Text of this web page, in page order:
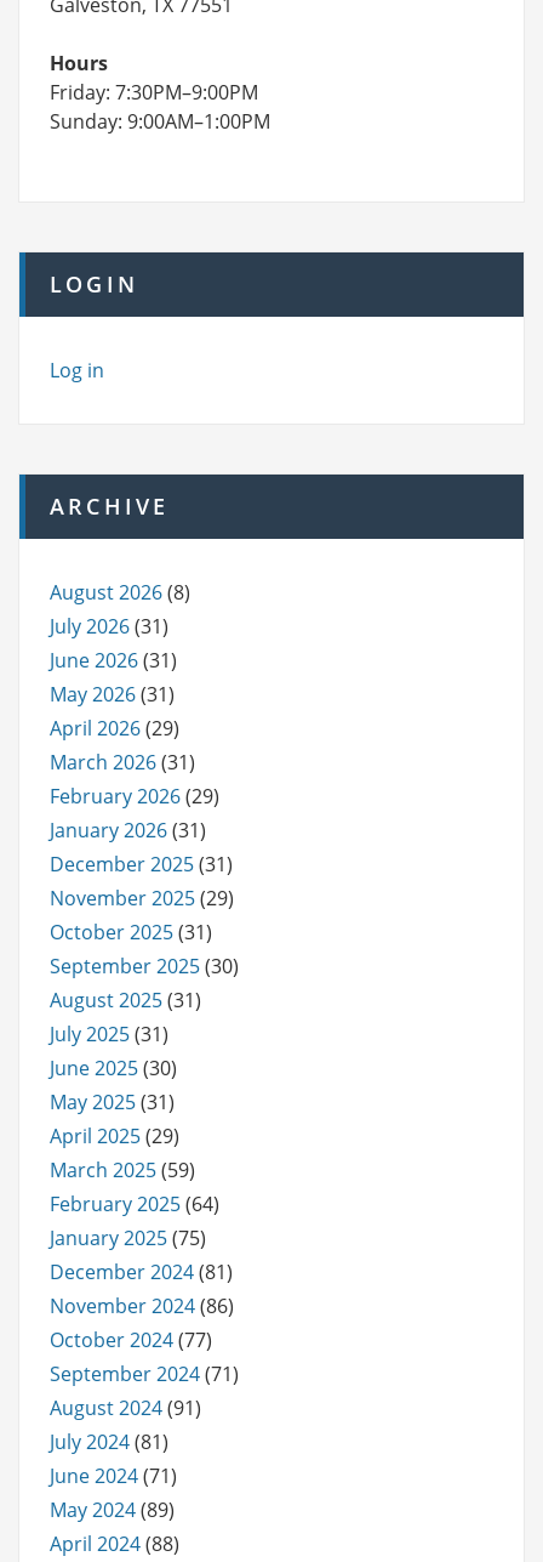
Hours
Friday: 7:30PM–9:00PM
Sunday: 9:00AM–1:00PM
LOGIN
Log in
ARCHIVE
August 2026(8)
July 2026(31)
June 2026(31)
May 2026(31)
April 2026(29)
March 2026(31)
February 2026(29)
January 2026(31)
December 2025(31)
November 2025(29)
October 2025(31)
September 2025(30)
August 2025(31)
July 2025(31)
June 2025(30)
May 2025(31)
April 2025(29)
March 2025(59)
February 2025(64)
January 2025(75)
December 2024(81)
November 2024(86)
October 2024(77)
September 2024(71)
August 2024(91)
July 2024(81)
June 2024(71)
May 2024(89)
April 2024(88)